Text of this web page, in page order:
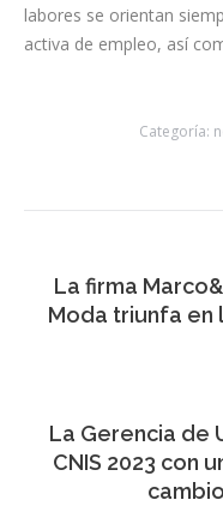
labores se orientan
activa de empleo, así
Categoría:
entre
La firma
Moda triunfa en
La Gerencia de
CNIS 2023 con